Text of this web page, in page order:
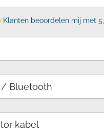
Klanten beoordelen mij met